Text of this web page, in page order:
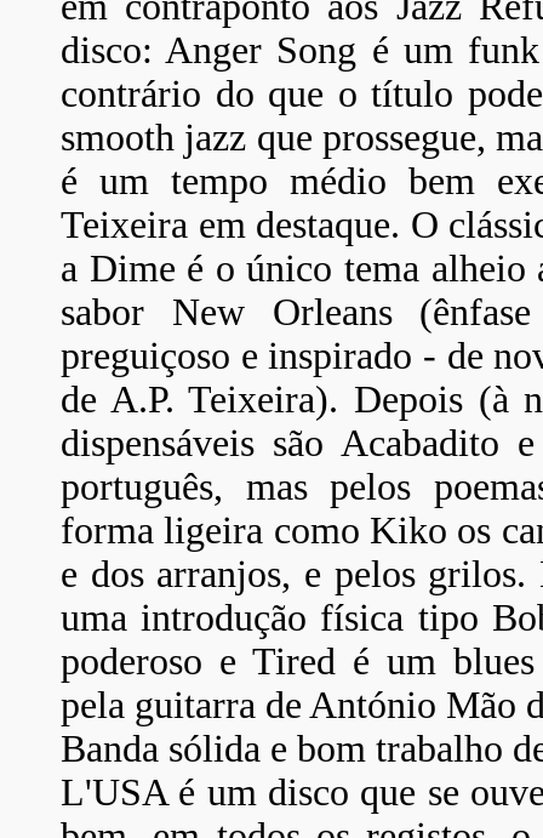
disco: Anger Song é um
contrário do que o título
smooth jazz que prossegue,
é um tempo médio bem
Teixeira em destaque. O
a Dime é o único tema
sabor New Orleans
preguiçoso e inspirado - de
de A.P. Teixeira). Depois (à
dispensáveis são Acabadito
português, mas pelos
forma ligeira como Kiko os
e dos arranjos, e pelos
uma introdução física tipo
poderoso e Tired é um blues
pela guitarra de António Mão
Banda sólida e bom trabalho
L'USA é um disco que se